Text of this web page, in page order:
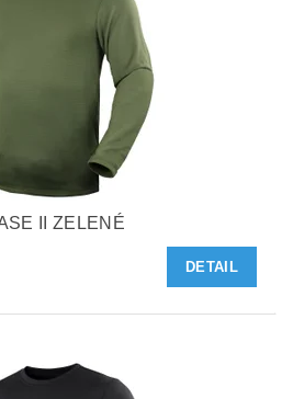
II ZELENÉ
DETAIL